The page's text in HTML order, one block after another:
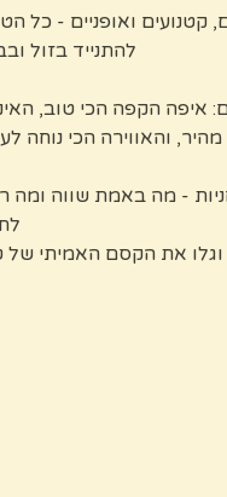
קטנועים ואופניים - כל
להתנייד בזול
איפה הקפה הכי טוב,
מהיר, והאווירה הכי נוחה
- מה באמת שווה ומה
את הקסם האמיתי של